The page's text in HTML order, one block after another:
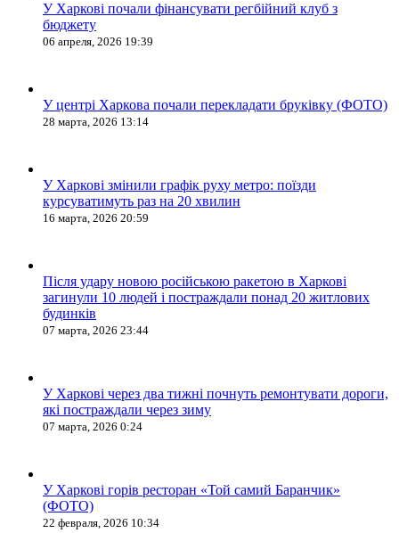
У Харкові почали фінансувати регбійний клуб з
бюджету
06 апреля, 2026 19:39
У центрі Харкова почали перекладати бруківку (ФОТО)
28 марта, 2026 13:14
У Харкові змінили графік руху метро: поїзди
курсуватимуть раз на 20 хвилин
16 марта, 2026 20:59
Після удару новою російською ракетою в Харкові
загинули 10 людей і постраждали понад 20 житлових
будинків
07 марта, 2026 23:44
У Харкові через два тижні почнуть ремонтувати дороги,
які постраждали через зиму
07 марта, 2026 0:24
У Харкові горів ресторан «Той самий Баранчик»
(ФОТО)
22 февраля, 2026 10:34